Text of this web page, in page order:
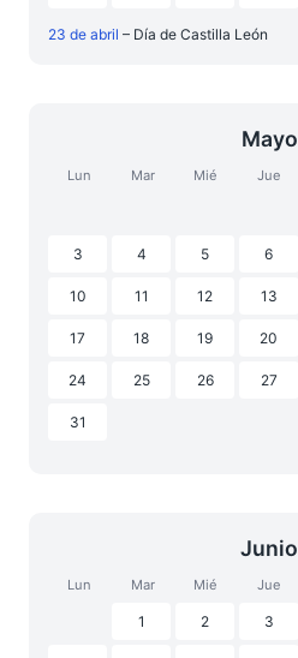
23 de abril – Día de Castilla León
Mayo
Lun Mar Mié Jue
3 4 5 6
10 11 12 13
17 18 19 20
24 25 26 27
31
Junio
Lun Mar Mié Jue
1 2 3